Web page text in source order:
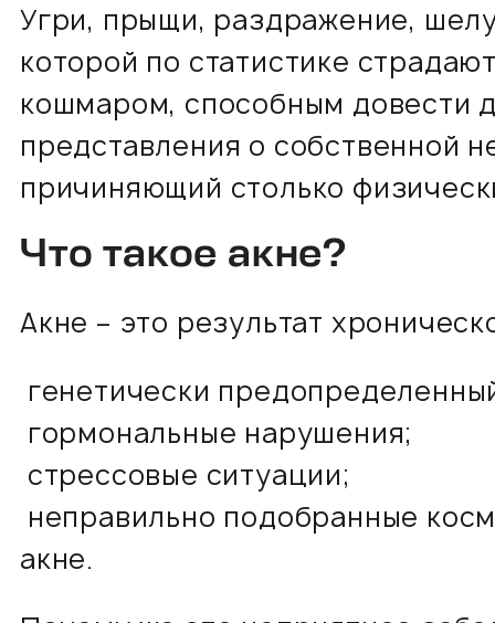
Угри, прыщи, раздражение,
которой по статистике
кошмаром, способным довести
представления о собственной
причиняющий столько
Что такое акне?
Акнe – это результат
генетически
гормональные нарушения;
стрессовые ситуации;
неправильно подобранные
акне.